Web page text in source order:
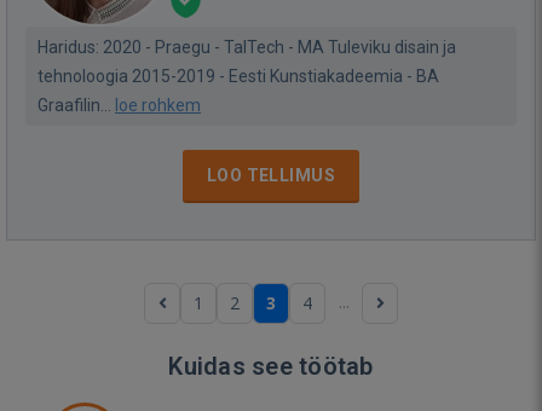
Haridus: 2020 - Praegu - TalTech - MA Tuleviku disain ja
tehnoloogia 2015-2019 - Eesti Kunstiakadeemia - BA
Graafilin...
loe rohkem
LOO TELLIMUS
1 2 3 4 ...
Kuidas see töötab